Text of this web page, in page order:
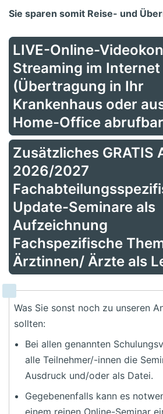
Sie sparen somit Reise- und
LIVE-Online-
Streaming im Internet
(Übertragung in Ihr
Krankenhaus oder
Home-Office
Zusätzliches GRATIS
2026/2027
Update-Seminare als
Aufzeichnung
Fachspezifische
Ärztinnen/ Ärzte als
Was Sie sonst noch zu unseren
sollten:
Bei allen genannten
alle Teilnehmer/-innen die
Ausdruck und/oder als Datei.
Gegebenenfalls kann es
einem reinen Online-Seminar